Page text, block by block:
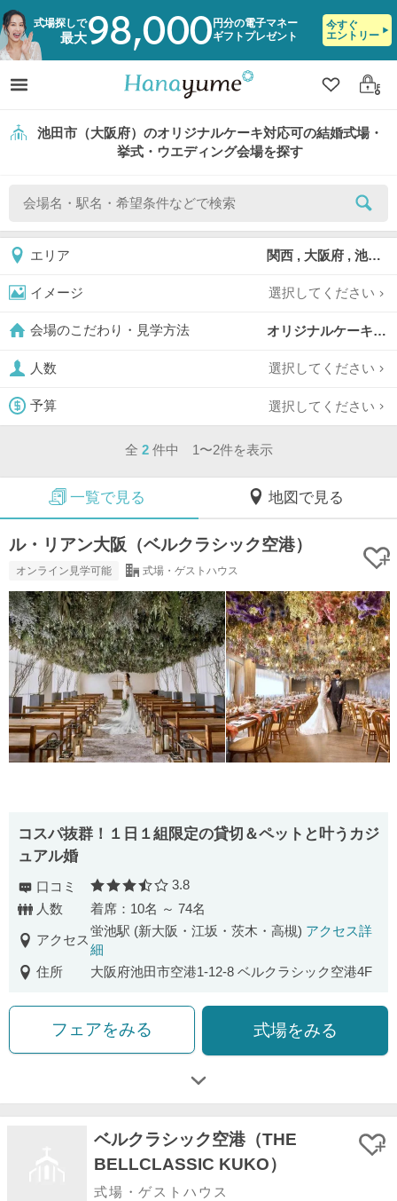
式場探しで
最大98,000 円分の電子マネー
ギフトプレゼント
今すぐ
エントリー
クリップ
ログ
池田市（大阪府）のオリジナルケーキ対応可の結婚式場・
挙式・ウエディング会場を探す
エリア 関西 , 大阪府 , 池田市
イメージ 選択してください
会場のこだわり・見学方法 オリジナルケーキ対応可,
人数 選択してください
予算 選択してください
全 2 件中 1〜2件を表示
一覧で見る 地図で見る
ル・リアン大阪（ベルクラシック空港）
オンライン見学可能 式場・ゲストハウス
コスパ抜群！１日１組限定の貸切＆ペットと叶うカジ
ュアル婚
口コミ 口コミ評価
3.8
人数
着席：10名 ～ 74名
アクセス
蛍池駅 (新大阪・江坂・茨木・高槻) アクセス詳
細
住所
大阪府池田市空港1-12-8 ベルクラシック空港4F
フェアをみる 式場をみる
ベルクラシック空港（THE
BELLCLASSIC KUKO）
式場・ゲストハウス